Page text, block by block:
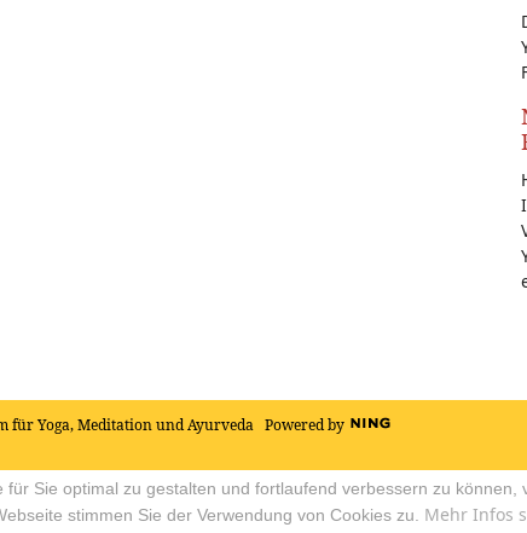
für Yoga, Meditation und Ayurveda Powered by
für Sie optimal zu gestalten und fortlaufend verbessern zu können,
stimmen Sie der Verwendung von Cookies zu. Mehr Infos